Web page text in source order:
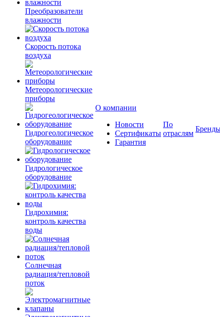
Преобразователи
влажности
Скорость потока
воздуха
Метеорологические
приборы
Гидрогеологическое
оборудование
Гидрологическое
оборудование
Гидрохимия:
контроль качества
воды
Солнечная
радиация/тепловой
поток
О компании
Новости
Сертификаты
Гарантия
По
отраслям